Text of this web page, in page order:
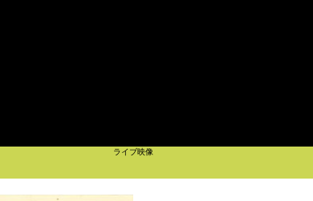
ライブ映像